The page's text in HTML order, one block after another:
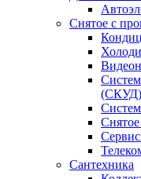
Снятое с
Сантехника